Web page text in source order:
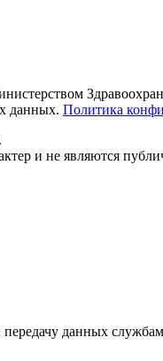
данных. Политика
и не являются
данных